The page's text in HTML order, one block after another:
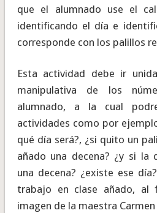
que el alumnado use el
identificando el día e
corresponde con los palillos
Esta actividad debe ir
manipulativa de los
alumnado, a la cual
actividades como por
qué día será?, ¿si quito un
añado una decena? ¿y si la
una decena? ¿existe ese
trabajo en clase añado, al
imagen de la maestra